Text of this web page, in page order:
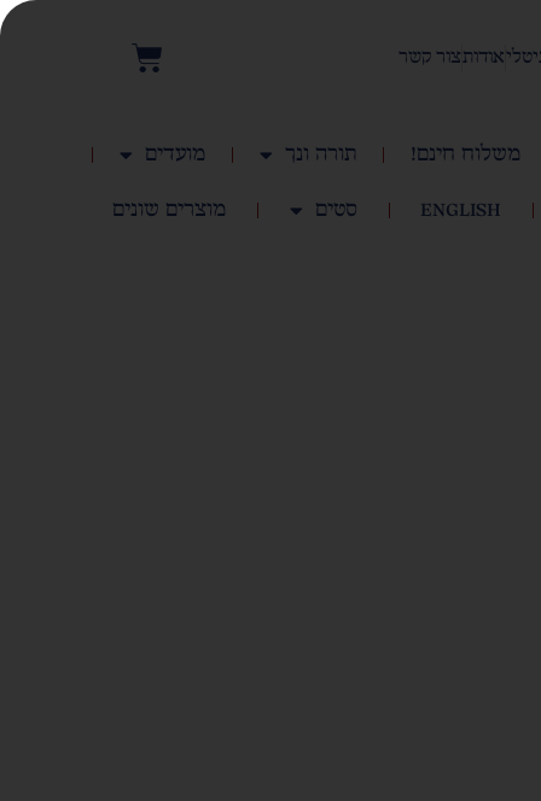
אודות צור קשר
משלוח חינם! תורה ונך מועדים
English סטים מוצרים שונים